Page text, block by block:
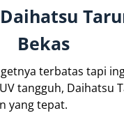
Bekas
terbatas tapi
tangguh, Daihatsu
yang tepat.